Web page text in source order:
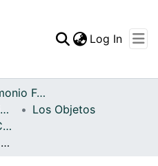
Statistics
Log In
Archivo del Patrimonio Fotográfico y Fílmico del Valle del Cauca
Fondo Archivo del Patrimonio Fotográfico y Fílmico del Valle del Cauca
Los Objetos
APFFVC - Objetos del Culto - Patrimonial
Templo de Caicedonia, Nuestra Señora del Carmen, C